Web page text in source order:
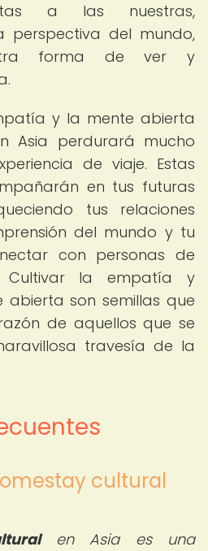
a las nuestras,
perspectiva del mundo,
forma de ver y
y la mente abierta
Asia perdurará mucho
de viaje. Estas
en tus futuras
tus relaciones
del mundo y tu
con personas de
Cultivar la empatía y
abierta son semillas que
de aquellos que se
travesía de la
cultural
en Asia es una